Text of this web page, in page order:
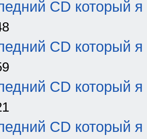
CD который я
CD который я
CD который я
CD который я